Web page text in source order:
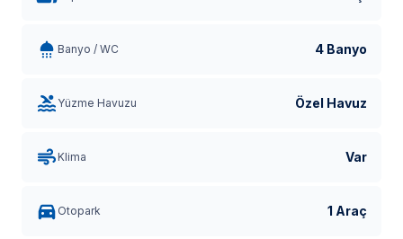
Banyo / WC 4 Banyo
Yüzme Havuzu Özel Havuz
Klima Var
Otopark 1 Araç